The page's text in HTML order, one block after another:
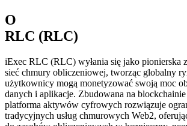
O
RLC (RLC)
iExec RLC (RLC) wyłania się jako pionierska
sieć chmury obliczeniowej, tworząc globalny
użytkownicy mogą monetyzować swoją moc
danych i aplikacje. Zbudowana na blockchainie
platforma aktywów cyfrowych rozwiązuje
tradycyjnych usług chmurowych Web2,